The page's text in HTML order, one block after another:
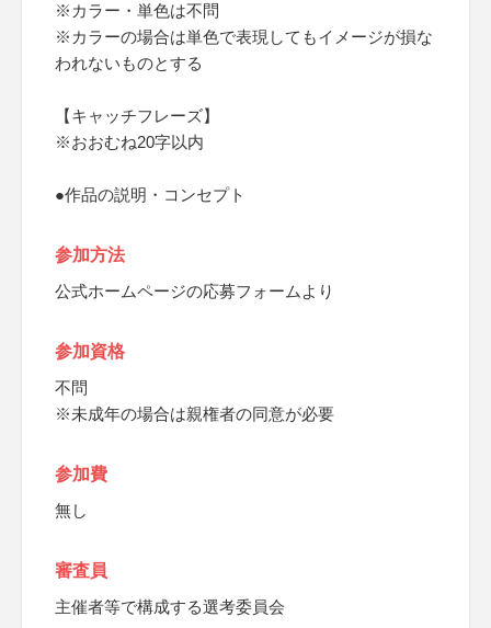
※カラー・単色は不問
※カラーの場合は単色で表現してもイメージが損な
われないものとする
【キャッチフレーズ】
※おおむね20字以内
●作品の説明・コンセプト
参加方法
公式ホームページの応募フォームより
参加資格
不問
※未成年の場合は親権者の同意が必要
参加費
無し
審査員
主催者等で構成する選考委員会